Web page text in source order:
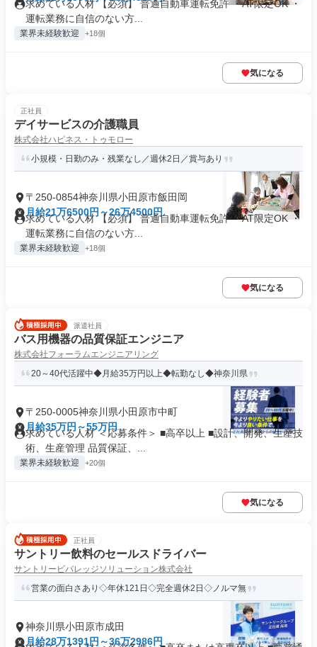
求めている人材 【必須】 普通自動車運転免許 ・AT限定OK ・
運転業務に自信のない方...
業界未経験歓迎 +18個
気になる
正社員
デイサービスの介護職員
株式会社ハピネス・トゥモロー
小規模・日勤のみ・残業なし／週休2日／賞与あり
〒250-0854神奈川県小田原市飯田岡
月給21万6500円～26万4500円
求めている人材 【必須】 普通自動車運転免許 ・AT限定OK ・
運転業務に自信のない方...
業界未経験歓迎 +18個
気になる
派遣社員
バス用機器の品質保証エンジニア
株式会社フォーラムエンジニアリング
20～40代活躍中◆月給35万円以上◆転勤なし◆神奈川県
〒250-0005神奈川県小田原市中町
月給35万円～55万円
求めている人材 ＜応募条件＞ ■高卒以上 ■設計、開発、生産技
術、生産管理 品質保証、...
業界未経験歓迎 +20個
気になる
正社員
サントリー飲料のセールスドライバー
サントリービバレッジソリューション株式会社
営業の面白さあり◇年休121日◇完全週休2日◇ノルマ無
神奈川県小田原市成田
月給28万1391円～36万2986円